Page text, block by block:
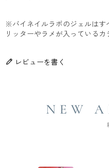
※バイネイルラボのジェルはす
リッターやラメが入っている
レビューを書く